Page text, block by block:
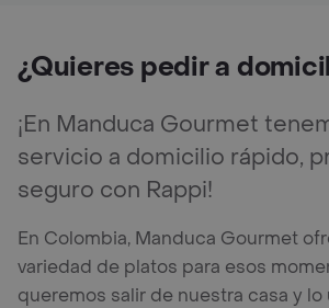
¿Quieres pedir a
¡En Manduca Gourmet
servicio a domicilio rápido,
seguro con Rappi!
En Colombia, Manduca Gourmet
variedad de platos para esos
queremos salir de nuestra casa y